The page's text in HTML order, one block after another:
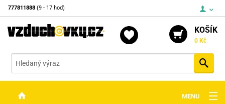
777811888 (9 - 17 hod)
KOŠÍK
0 Kč
MENU